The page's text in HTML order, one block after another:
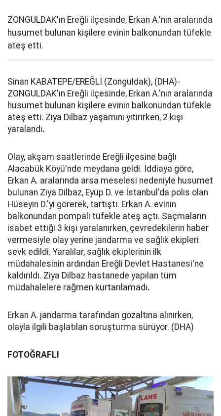
ZONGULDAK'ın Ereğli ilçesinde, Erkan A.'nın aralarında
husumet bulunan kişilere evinin balkonundan tüfekle
ateş etti.
Sinan KABATEPE/EREĞLİ (Zonguldak), (DHA)-
ZONGULDAK'ın Ereğli ilçesinde, Erkan A.'nın aralarında
husumet bulunan kişilere evinin balkonundan tüfekle
ateş etti. Ziya Dilbaz yaşamını yitirirken, 2 kişi
yaralandı.
Olay, akşam saatlerinde Ereğli ilçesine bağlı
Alacabük Köyü'nde meydana geldi. İddiaya göre,
Erkan A. aralarında arsa meselesi nedeniyle husumet
bulunan Ziya Dilbaz, Eyüp D. ve İstanbul'da polis olan
Hüseyin D.'yi görerek, tartıştı. Erkan A. evinin
balkonundan pompalı tüfekle ateş açtı. Saçmaların
isabet ettiği 3 kişi yaralanırken, çevredekilerin haber
vermesiyle olay yerine jandarma ve sağlık ekipleri
sevk edildi. Yaralılar, sağlık ekiplerinin ilk
müdahalesinin ardından Ereğli Devlet Hastanesi'ne
kaldırıldı. Ziya Dilbaz hastanede yapılan tüm
müdahalelere rağmen kurtarılamadı.
Erkan A. jandarma tarafından gözaltına alınırken,
olayla ilgili başlatılan soruşturma sürüyor. (DHA)
FOTOĞRAFLI